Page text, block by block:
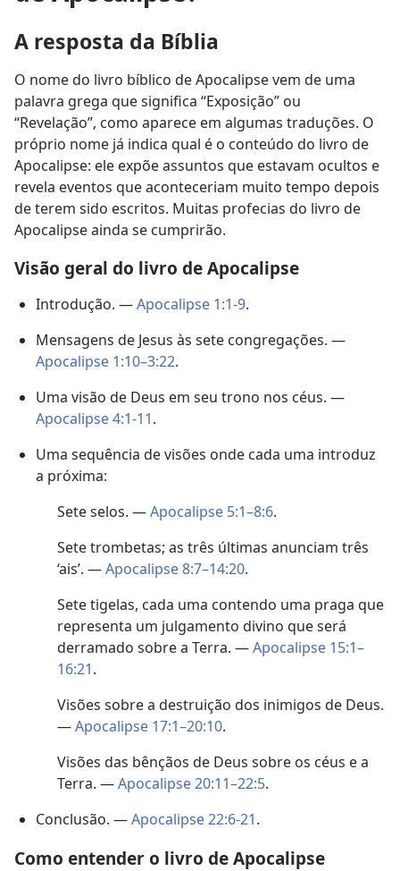
A resposta da Bíblia
O nome do livro bíblico de Apocalipse vem de uma
palavra grega que significa “Exposição” ou
“Revelação”, como aparece em algumas traduções. O
próprio nome já indica qual é o conteúdo do livro de
Apocalipse: ele expõe assuntos que estavam ocultos e
revela eventos que aconteceriam muito tempo depois
de terem sido escritos. Muitas profecias do livro de
Apocalipse ainda se cumprirão.
Visão geral do livro de Apocalipse
Introdução. —Apocalipse 1:1-9.
Mensagens de Jesus às sete congregações. —
Apocalipse 1:10–3:22.
Uma visão de Deus em seu trono nos céus. —
Apocalipse 4:1-11.
Uma sequência de visões onde cada uma introduz
a próxima:
Sete selos. —Apocalipse 5:1–8:6.
Sete trombetas; as três últimas anunciam três
‘ais’. —Apocalipse 8:7–14:20.
Sete tigelas, cada uma contendo uma praga que
representa um julgamento divino que será
derramado sobre a Terra. —Apocalipse 15:1–
16:21.
Visões sobre a destruição dos inimigos de Deus.
—Apocalipse 17:1–20:10.
Visões das bênçãos de Deus sobre os céus e a
Terra. —Apocalipse 20:11–22:5.
Conclusão. —Apocalipse 22:6-21.
Como entender o livro de Apocalipse